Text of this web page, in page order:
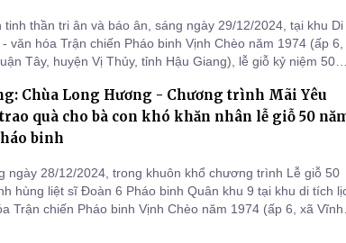
tinh thần tri ân và báo ân, sáng ngày 29/12/2024, tại khu Di
văn hóa Trận chiến Pháo binh Vịnh Chèo năm 1974 (ấp 6,
Tây, huyện Vị Thủy, tỉnh Hậu Giang), lễ giỗ kỷ niệm 50
- 29/12/2024) đã được tổ chức trọng thể và trang nghiêm.
Chùa Long Hương - Chương trình Mãi Yêu
quà cho bà con khó khăn nhân lễ giỗ 50
binh
ngày 28/12/2024, trong khuôn khổ chương trình Lễ giỗ 50
hùng liệt sĩ Đoàn 6 Pháo binh Quân khu 9 tại khu di tích
Trận chiến Pháo binh Vịnh Chèo năm 1974 (ấp 6, xã Vĩnh